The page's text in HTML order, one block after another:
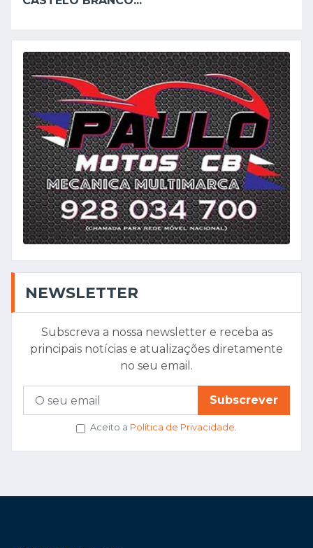
NEWSLETTER
Subscreva a nossa newsletter e receba as
principais notícias e atualizações diretamente
no seu email.
Subscrever
Aceito a Política de Privacidade.